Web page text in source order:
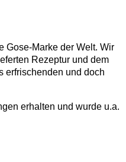
Gose-Marke der Welt. Wir
Rezeptur und dem
erfrischenden und doch
erhalten und wurde u.a.